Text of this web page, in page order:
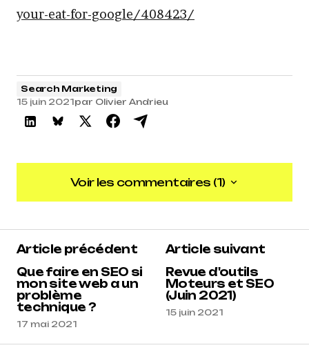
your-eat-for-google/408423/
Search Marketing
15 juin 2021par Olivier Andrieu
Voir les commentaires (1)
Voir les commentaires (1)
5
Reacteur
15 juin 2021 à 7 h 15 min
Répondre
Article précédent
Que faire en SEO si
mon site web a un
problème
technique ?
17 mai 2021
Article suivant
Revue d'outils
Moteurs et SEO
(Juin 2021)
15 juin 2021